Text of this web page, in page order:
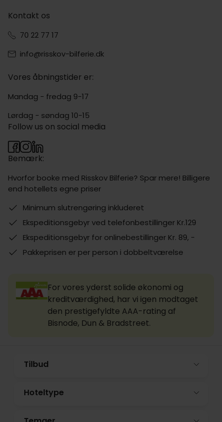
Kontakt os
70 22 77 17
info@risskov-bilferie.dk
Vores åbningstider er:
Mandag - fredag 9-17
Lørdag - søndag 10-15
Bemærk:
Hvorfor booke med Risskov Bilferie? Spar mere! Billigere
end hotellets egne priser
Minimum slutrengøring inkluderet
Ekspeditionsgebyr ved telefonbestillinger Kr.129
Ekspeditionsgebyr for onlinebestillinger Kr. 89, -
Pakkeprisen er per person i dobbeltværelse
Follow us on social media
For vores yderst solide økonomi og
kreditværdighed, har vi igen modtaget
den prestigefyldte AAA-rating af
Bisnode, Dun & Bradstreet.
Tilbud
Hoteltype